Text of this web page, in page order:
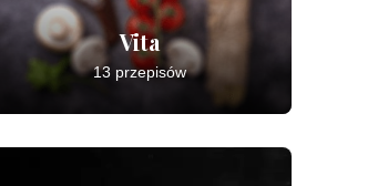
Vita
13 przepisów